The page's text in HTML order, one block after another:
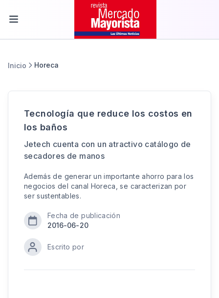
Inicio Horeca
Tecnología que reduce los costos en
los baños
Jetech cuenta con un atractivo catálogo de
secadores de manos
Además de generar un importante ahorro para los
negocios del canal Horeca, se caracterizan por
ser sustentables.
Fecha de publicación
2016-06-20
Escrito por